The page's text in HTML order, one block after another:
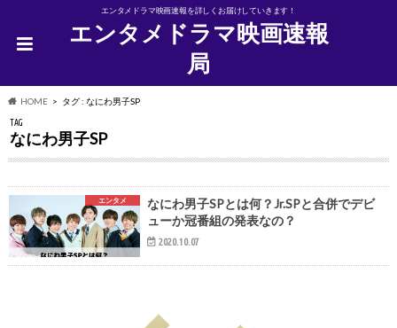
エンタメドラマ映画速報を詳しくお届けしていきます！
エンタメドラマ映画速報
局
HOME タグ : なにわ男子SP
TAG
なにわ男子SP
エンタメ
なにわ男子SPとは何？Jr.SPと合併でデビ
ューか冠番組の発表なの？
2020.10.07